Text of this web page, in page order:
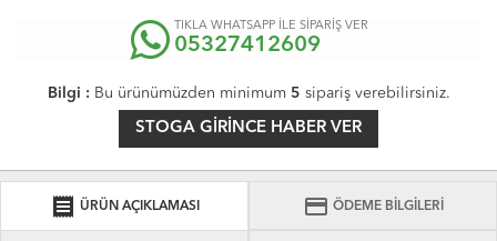
TIKLA WHATSAPP İLE SİPARİŞ VER
05327412609
Bilgi : Bu ürünümüzden minimum 5 sipariş verebilirsiniz.
STOGA GIRINCE HABER VER
receipt ÜRÜN AÇIKLAMASI credit_card ÖDEME BİLGİLERİ